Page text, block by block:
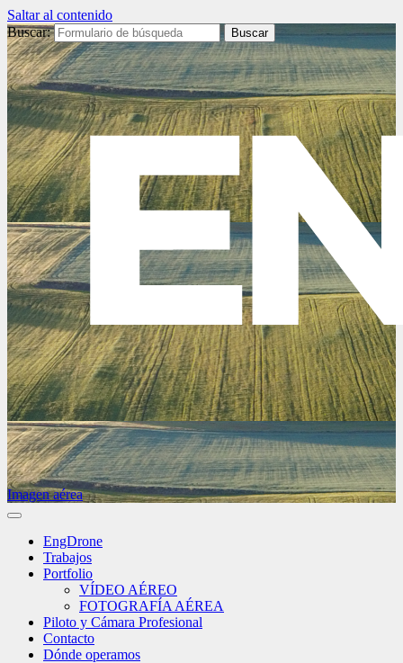
Saltar al contenido
Buscar:
Imagen aérea
EngDrone
Trabajos
Portfolio
VÍDEO AÉREO
FOTOGRAFÍA AÉREA
Piloto y Cámara Profesional
Contacto
Dónde operamos